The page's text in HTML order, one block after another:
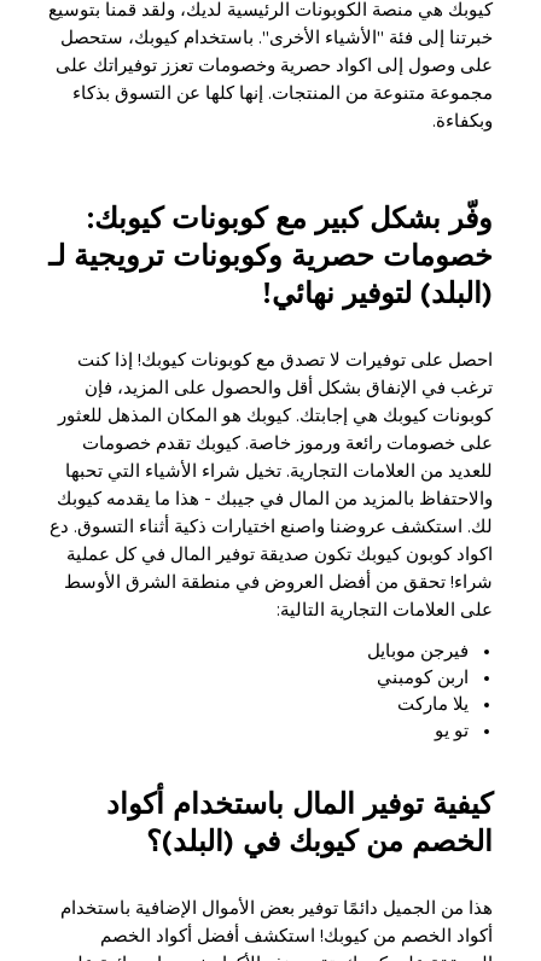
كيوبك هي منصة الكوبونات الرئيسية لديك، ولقد قمنا بتوسيع
خبرتنا إلى فئة "الأشياء الأخرى". باستخدام كيوبك، ستحصل
على وصول إلى اكواد حصرية وخصومات تعزز توفيراتك على
مجموعة متنوعة من المنتجات. إنها كلها عن التسوق بذكاء
وبكفاءة.
وفّر بشكل كبير مع كوبونات كيوبك:
خصومات حصرية وكوبونات ترويجية لـ
(البلد) لتوفير نهائي!
احصل على توفيرات لا تصدق مع كوبونات كيوبك! إذا كنت
ترغب في الإنفاق بشكل أقل والحصول على المزيد، فإن
كوبونات كيوبك هي إجابتك. كيوبك هو المكان المذهل للعثور
على خصومات رائعة ورموز خاصة. كيوبك تقدم خصومات
للعديد من العلامات التجارية. تخيل شراء الأشياء التي تحبها
والاحتفاظ بالمزيد من المال في جيبك - هذا ما يقدمه كيوبك
لك. استكشف عروضنا واصنع اختيارات ذكية أثناء التسوق. دع
اكواد كوبون كيوبك تكون صديقة توفير المال في كل عملية
شراء! تحقق من أفضل العروض في منطقة الشرق الأوسط
على العلامات التجارية التالية:
فيرجن موبايل
اربن كومبني
يلا ماركت
تو يو
كيفية توفير المال باستخدام أكواد
الخصم من كيوبك في (البلد)؟
هذا من الجميل دائمًا توفير بعض الأموال الإضافية باستخدام
أكواد الخصم من كيوبك! استكشف أفضل أكواد الخصم